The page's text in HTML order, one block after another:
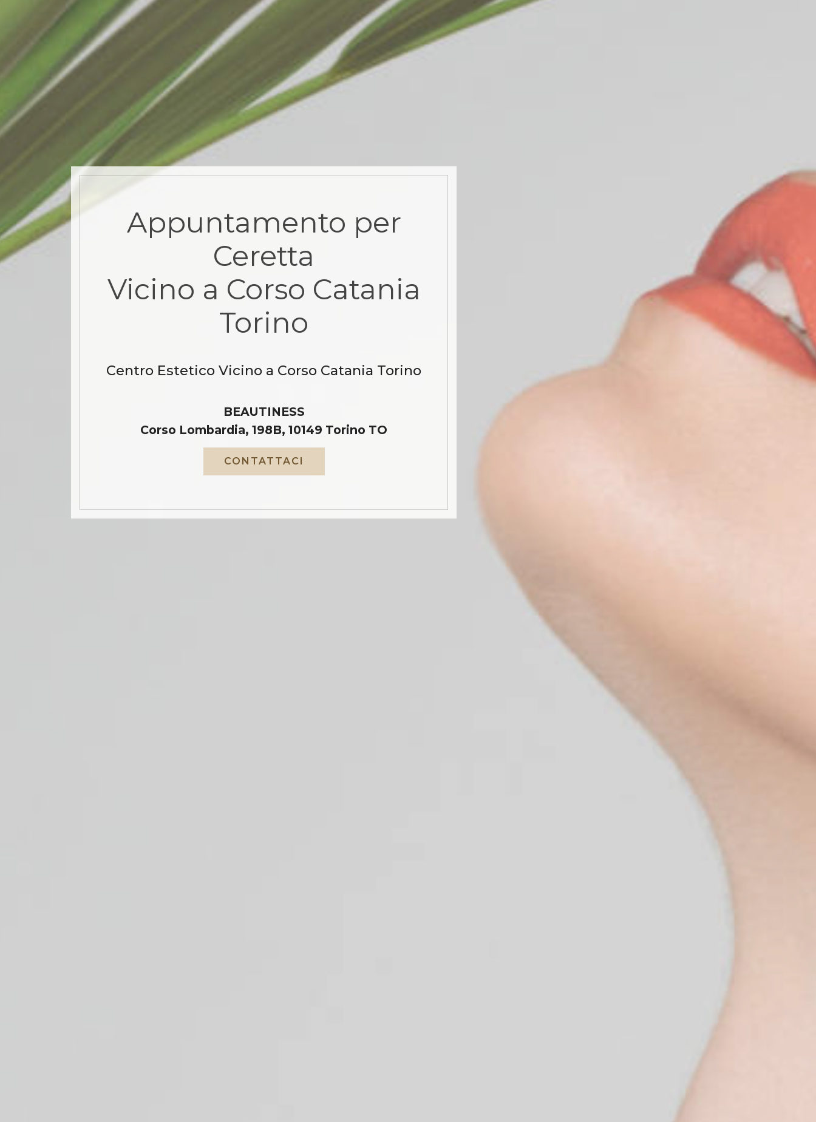
Appuntamento per
Ceretta
Vicino a Corso Catania
Torino
Centro Estetico Vicino a Corso Catania Torino
BEAUTINESS
Corso Lombardia, 198B, 10149 Torino TO
CONTATTACI